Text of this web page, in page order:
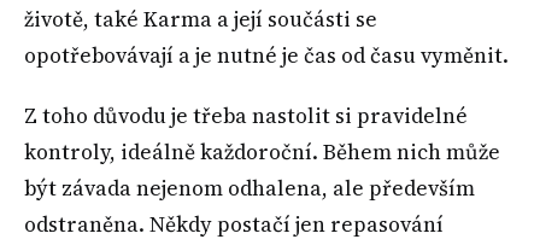
životě, také Karma a její součásti se
opotřebovávají a je nutné je čas od času vyměnit.
Z toho důvodu je třeba nastolit si pravidelné
kontroly, ideálně každoroční. Během nich může
být závada nejenom odhalena, ale především
odstraněna. Někdy postačí jen repasování